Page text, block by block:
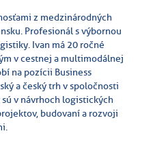
z medzinárodných
Profesionál s výbornou
Ivan má 20 ročné
v cestnej a multimodálnej
na pozícii Business
a český trh v spoločnosti
v návrhoch logistických
budovaní a rozvoji